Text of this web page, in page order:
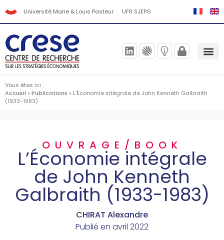
Université Marie & Louis Pasteur UFR SJEPG
Vous êtes ici :
Accueil »Publications » L’Économie intégrale de John Kenneth Galbraith
(1933-1983)
OUVRAGE/BOOK
L’Économie intégrale
de John Kenneth
Galbraith (1933-1983)
CHIRAT Alexandre
Publié en avril 2022